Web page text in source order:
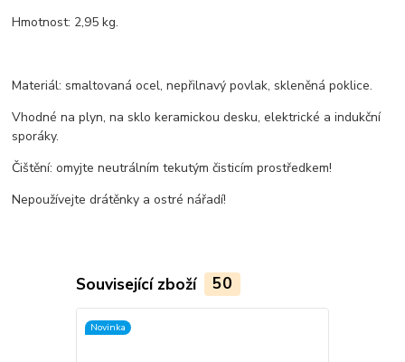
Hmotnost: 2,95 kg.
Materiál: smaltovaná ocel, nepřilnavý povlak, skleněná poklice.
Vhodné na plyn, na sklo keramickou desku, elektrické a indukční
sporáky.
Čištění: omyjte neutrálním tekutým čisticím prostředkem!
Nepoužívejte drátěnky a ostré nářadí!
Související zboží 50
Novinka